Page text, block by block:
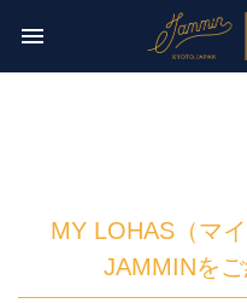
今週の
【 NPO法人パレス
menu
MY LOHAS（マ
JAMMINをご